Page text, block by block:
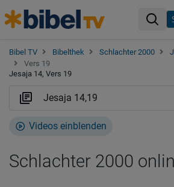
Bibel TV Bibelthek Schlachter 2000
Vers 19
Jesaja 14, Vers 19
Videos einblenden
Schlachter 2000